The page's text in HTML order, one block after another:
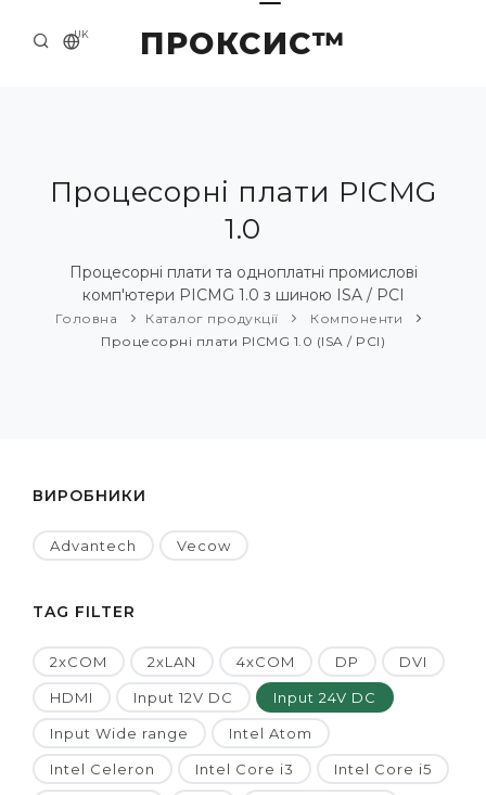
ПРОКСИС™
UK
ПРО НАС
ПРИКЛАДИ ТА РІШЕННЯ
КАТАЛОГ ПРОДУКЦІЇ
НОВИНИ
Процесорні плати PICMG
1.0
Процесорні плати та одноплатні промислові
комп'ютери PICMG 1.0 з шиною ISA / PCI
Головна Каталог продукції
Компоненти
Процесорні плати PICMG 1.0 (ISA / PCI)
ВИРОБНИКИ
Advantech Vecow
TAG FILTER
2xCOM 2xLAN 4xCOM DP DVI
HDMI Input 12V DC Input 24V DC
Input Wide range Intel Atom
Intel Celeron Intel Core i3 Intel Core i5